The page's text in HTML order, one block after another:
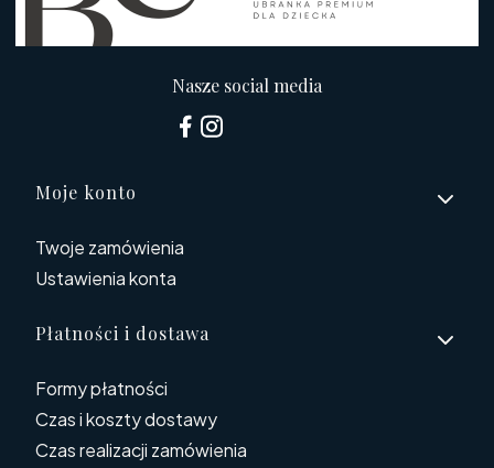
Nasze social media
Linki w stopce
Moje konto
Twoje zamówienia
Ustawienia konta
Płatności i dostawa
Formy płatności
Czas i koszty dostawy
Czas realizacji zamówienia